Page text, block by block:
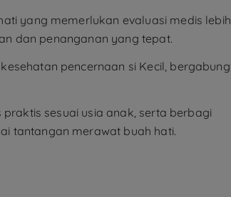
yang memerlukan evaluasi medis lebih
dan penanganan yang tepat.
pencernaan si Kecil, bergabung
sesuai usia anak, serta berbagi
tantangan merawat buah hati.